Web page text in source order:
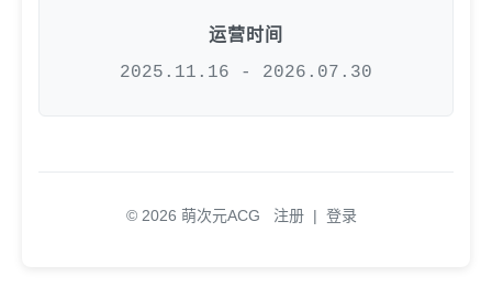
运营时间
2025.11.16 - 2026.07.30
© 2026 萌次元ACG 注册 | 登录